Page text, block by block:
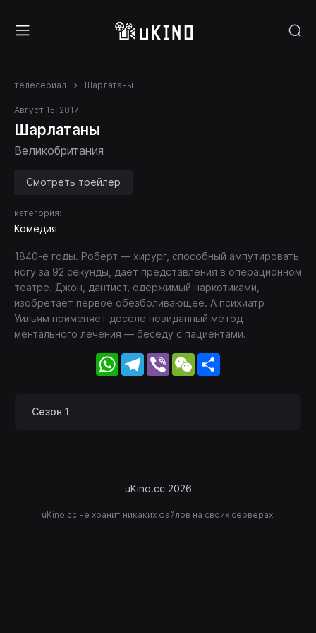
телесериал Шарлатаны
Август 15, 2017
Шарлатаны
Великобритания
Смотреть трейлер
категория:
Комедия
1840-е годы. Роберт — хирург, способный ампутировать
ногу за 92 секунды, даёт представления в операционном
театре. Джон, дантист, одержимый наркотиками,
изобретает первое обезболивающее. А психиатр
Уильям применяет доселе невиданный метод
ментального лечения — беседу с пациентами.
WhatsApp
Telegram
Viber WeChat
Сезон 1
uKino.cc 2026
uKino.cc не хранит никаких файлов на своих серверах.